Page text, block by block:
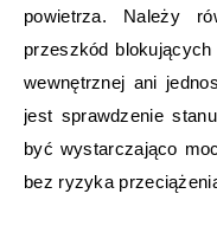
powietrza. Należy
przeszkód blokujących
wewnętrznej ani
jest sprawdzenie
być wystarczająco
bez ryzyka